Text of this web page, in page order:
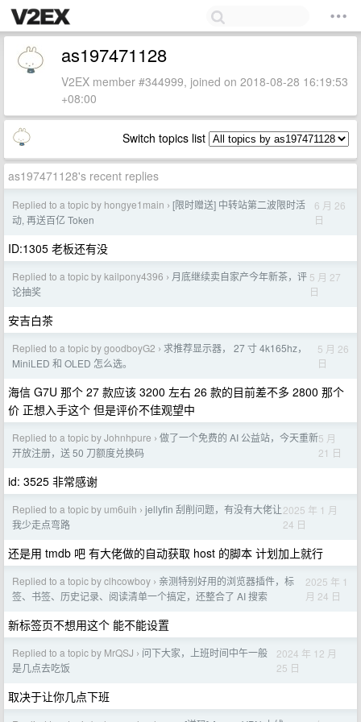
as197471128
V2EX member #344999, joined on 2018-08-28 16:19:53
+08:00
Switch topics list
as197471128's recent replies
Replied to a topic by hongye1main › [限时赠送] 中转站第二波限时活
动, 再送百亿 Token
6 月 26
日
ID:1305 老板还有没
Replied to a topic by kailpony4396 › 月底继续卖自家产今年新茶，评
论抽奖
5 月 27
日
安吉白茶
Replied to a topic by goodboyG2 › 求推荐显示器， 27 寸 4k165hz，
MiniLED 和 OLED 怎么选。
5 月 26
日
海信 G7U 那个 27 款应该 3200 左右 26 款的目前差不多 2800 那个
价 正想入手这个 但是评价不佳观望中
Replied to a topic by Johnhpure › 做了一个免费的 AI 公益站，今天重新
开放注册，送 50 刀额度兑换码
5 月
21 日
id: 3525 非常感谢
Replied to a topic by um6uih › jellyfin 刮削问题，有没有大佬让
我少走点弯路
2025 年 1 月
24 日
还是用 tmdb 吧 有大佬做的自动获取 host 的脚本 计划加上就行
Replied to a topic by clhcowboy › 亲测特别好用的浏览器插件，标
签、书签、历史记录、阅读清单一个搞定，还整合了 AI 搜索
2025 年 1
月 24 日
新标签页不想用这个 能不能设置
Replied to a topic by MrQSJ › 问下大家，上班时间中午一般
是几点去吃饭
2024 年 12 月
25 日
取决于让你几点下班